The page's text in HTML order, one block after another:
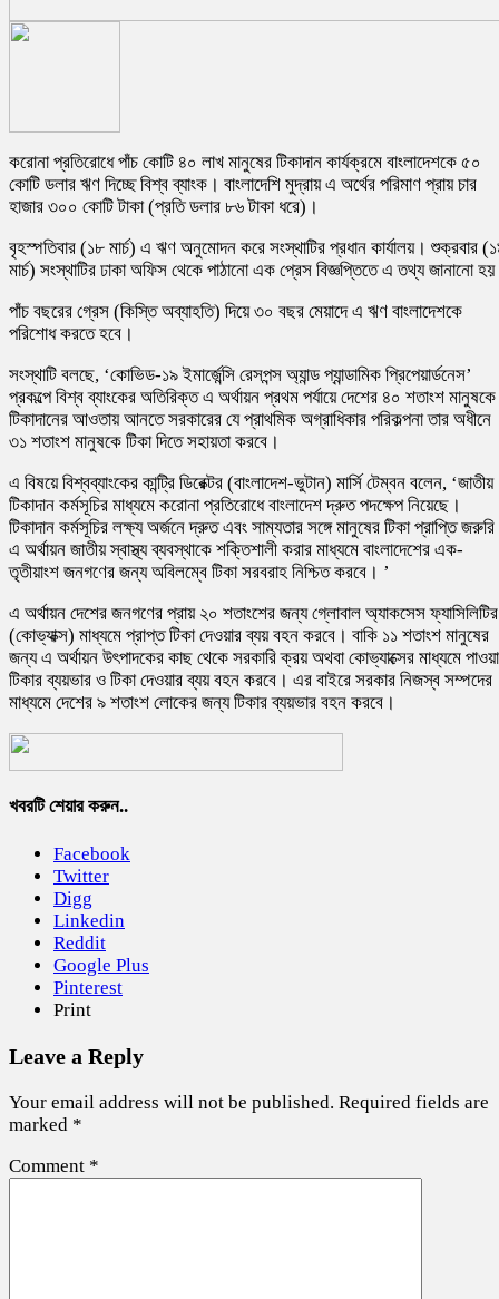
করোনা প্রতিরোধে পাঁচ কোটি ৪০ লাখ মানুষের টিকাদান কার্যক্রমে বাংলাদেশকে ৫০
কোটি ডলার ঋণ দিচ্ছে বিশ্ব ব্যাংক। বাংলাদেশি মুদ্রায় এ অর্থের পরিমাণ প্রায় চার
হাজার ৩০০ কোটি টাকা (প্রতি ডলার ৮৬ টাকা ধরে)।
বৃহস্পতিবার (১৮ মার্চ) এ ঋণ অনুমোদন করে সংস্থাটির প্রধান কার্যালয়। শুক্রবার
মার্চ) সংস্থাটির ঢাকা অফিস থেকে পাঠানো এক প্রেস বিজ্ঞপ্তিতে এ তথ্য জানানো
পাঁচ বছরের গ্রেস (কিস্তি অব্যাহতি) দিয়ে ৩০ বছর মেয়াদে এ ঋণ বাংলাদেশকে
পরিশোধ করতে হবে।
সংস্থাটি বলছে, ‘কোভিড-১৯ ইমার্জেন্সি রেসপন্স অ্যান্ড প্যান্ডামিক প্রিপেয়ার্ডনেস’
প্রকল্পে বিশ্ব ব্যাংকের অতিরিক্ত এ অর্থায়ন প্রথম পর্যায়ে দেশের ৪০ শতাংশ মানুষকে
টিকাদানের আওতায় আনতে সরকারের যে প্রাথমিক অগ্রাধিকার পরিকল্পনা তার অধীনে
৩১ শতাংশ মানুষকে টিকা দিতে সহায়তা করবে।
এ বিষয়ে বিশ্বব্যাংকের কান্ট্রি ডিরেক্টর (বাংলাদেশ-ভুটান) মার্সি টেম্বন বলেন, ‘জাতীয়
টিকাদান কর্মসূচির মাধ্যমে করোনা প্রতিরোধে বাংলাদেশ দ্রুত পদক্ষেপ নিয়েছে।
টিকাদান কর্মসূচির লক্ষ্য অর্জনে দ্রুত এবং সাম্যতার সঙ্গে মানুষের টিকা প্রাপ্তি
এ অর্থায়ন জাতীয় স্বাস্থ্য ব্যবস্থাকে শক্তিশালী করার মাধ্যমে বাংলাদেশের এক-
তৃতীয়াংশ জনগণের জন্য অবিলম্বে টিকা সরবরাহ নিশ্চিত করবে। ’
এ অর্থায়ন দেশের জনগণের প্রায় ২০ শতাংশের জন্য গ্লোবাল অ্যাকসেস ফ্যাসিলিটির
(কোভ্যাক্স) মাধ্যমে প্রাপ্ত টিকা দেওয়ার ব্যয় বহন করবে। বাকি ১১ শতাংশ মানুষের
জন্য এ অর্থায়ন উৎপাদকের কাছ থেকে সরকারি ক্রয় অথবা কোভ্যাক্সের মাধ্যমে পাওয়া
টিকার ব্যয়ভার ও টিকা দেওয়ার ব্যয় বহন করবে। এর বাইরে সরকার নিজস্ব সম্পদের
মাধ্যমে দেশের ৯ শতাংশ লোকের জন্য টিকার ব্যয়ভার বহন করবে।
খবরটি শেয়ার করুন..
Facebook
Twitter
Digg
Linkedin
Reddit
Google Plus
Pinterest
Print
Leave a Reply
Your email address will not be published. Required fields are
marked *
Comment *